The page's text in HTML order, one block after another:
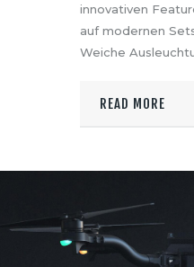
innovativen
auf modernen
Weiche
READ MORE